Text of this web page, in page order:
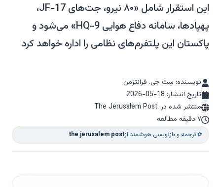
این استقرار شامل «۸۰ نیرو، جت‌های JF-17،
پهپادها، سامانه دفاع هوایی HQ-9» می‌شود و
پاکستان این پلتفرم‌های نظامی را اداره خواهد کرد
نویسنده: سِت جی. فرانتزمن
تاریخ انتشار: 2026-05-18
منتشر شده در: The Jerusalem Post
۷ دقیقه مطالعه
ترجمه و بازنویسی هوشمند ازthe jerusalem post